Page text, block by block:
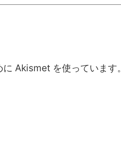
Akismet を使っています。